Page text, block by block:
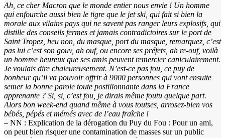
Ah, ce cher Macron que le monde entier nous envie ! Un homme
qui enfourche aussi bien le tigre que le jet ski, qui fait si bien la
morale aux vilains pays qui ne savent pas ranger leurs explosifs, qui
distille des conseils fermes et jamais contradictoires sur le port de
Saint Tropez, heu non, du masque, port du masque, remarquez, c’est
pas lui c’est son gouv, ah ouf, ou encore ses préfets, ah re-ouf, voilà
un homme heureux que ses amis peuvent remercier caniculairement.
Je voulais dire chaleureusement. N’est-ce pas fou, ce puy de
bonheur qu’il va pouvoir offrir à 9000 personnes qui vont ensuite
semer la bonne parole toute postillonnante dans la France
apprenante ? Si, si, c’est fou, je dirais même foutu quelque part.
Alors bon week-end quand même à vous toutses, arrosez-bien vos
bébés, pépés et mémés avec de l’eau fraîche !
– NN : Explication de la dérogation du Puy du Fou : Pour un ami,
on peut bien risquer une contamination de masses sur un public